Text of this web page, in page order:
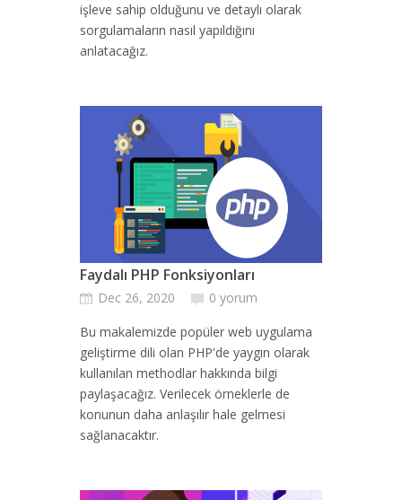
işleve sahip olduğunu ve detaylı olarak
sorgulamaların nasıl yapıldığını
anlatacağız.
Faydalı PHP Fonksiyonları
Dec 26, 2020
0 yorum
Bu makalemizde popüler web uygulama
geliştirme dili olan PHP'de yaygın olarak
kullanılan methodlar hakkında bilgi
paylaşacağız. Verilecek örneklerle de
konunun daha anlaşılır hale gelmesi
sağlanacaktır.